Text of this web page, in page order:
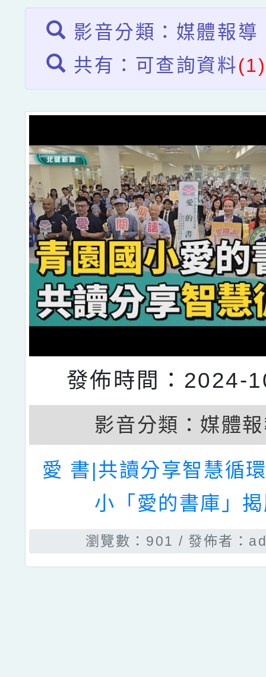
影音分類：媒體報導
共有：可查詢資料(1)
發佈時間：2024-
影音分類： 媒體
愛 書|共讀分享智慧循
小「愛的書庫」
瀏覽數：901 發佈者：